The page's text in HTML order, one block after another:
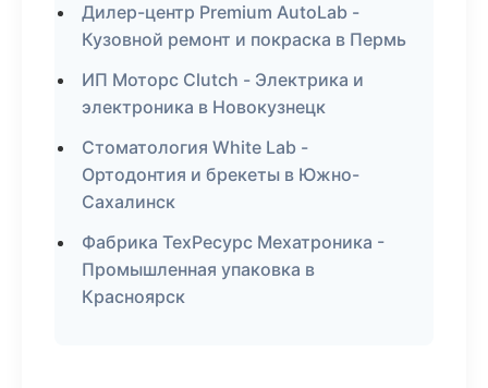
Дилер-центр Premium AutoLab -
Кузовной ремонт и покраска в Пермь
ИП Моторс Clutch - Электрика и
электроника в Новокузнецк
Стоматология White Lab -
Ортодонтия и брекеты в Южно-
Сахалинск
Фабрика ТехРесурс Мехатроника -
Промышленная упаковка в
Красноярск